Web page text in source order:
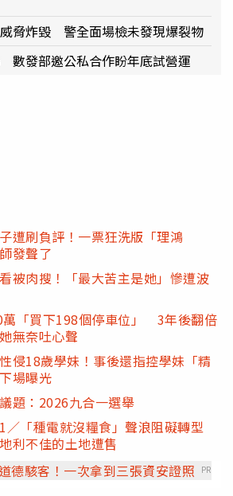
脅炸毀 警全面場檢未發現爆裂物
數發部邀公私合作盼年底試營運
遭刷負評！一票狂洗版「理鴻
發聲了
被肉搜！「最大苦主是她」慘遭波
萬「買下198個停車位」 3年後翻倍
無奈吐心聲
侵18歲學妹！事後還指控學妹「精
場曝光
題：2026九合一選舉
／「種電就沒糧食」聲浪阻礙轉型
利不佳的土地遭售
德駭客！一次拿到三張資安證照
PR